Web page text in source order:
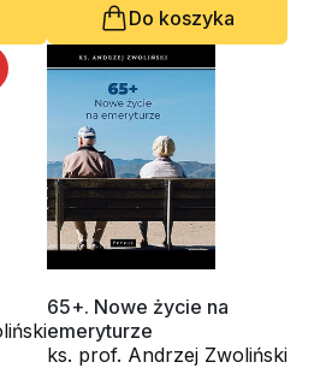
Do koszyka
65+. Nowe życie na
emeryturze
ks. prof. Andrzej Zwoliński